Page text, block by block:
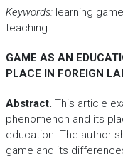
Keywords:learning
teaching
GAME AS AN
PLACE IN FOREIGN
Abstract. This article
phenomenon and its
education. The author
game and its